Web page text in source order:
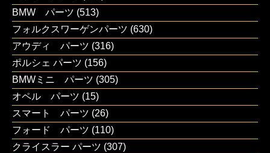
BMW パーツ (513)
フォルクスワーゲンパーツ (630)
アウディ パーツ (316)
ポルシェ パーツ (156)
BMWミニ パーツ (305)
オペル パーツ (15)
スマート パーツ (26)
フォード パーツ (110)
クライスラー パーツ (307)